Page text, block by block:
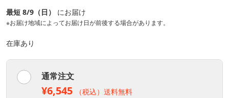
最短 8/9（日） にお届け
※お届け地域によってお届け日が前後する場合があります。
在庫あり
通常注文
¥6,545
（税込）送料無料